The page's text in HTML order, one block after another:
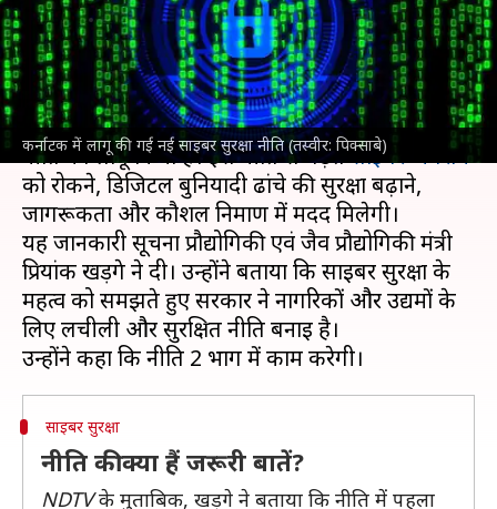
कर्नाटक में लागू की गई नई साइबर सुरक्षा नीति (तस्वीर: पिक्साबे)
लेखन गजेंद्र Aug 01, 2024 06:36 pm
क्या है खबर?
कर्नाटक
की कांग्रेस सरकार ने राज्य में नई साइबर सुरक्षा
नीति को लागू किया है। इस नीति से बढ़तेसाइबर अपराध
को रोकने, डिजिटल बुनियादी ढांचे की सुरक्षा बढ़ाने,
जागरूकता और कौशल निर्माण में मदद मिलेगी।
यह जानकारी सूचना प्रौद्योगिकी एवं जैव प्रौद्योगिकी मंत्री
प्रियांक खड़गे ने दी। उन्होंने बताया कि साइबर सुरक्षा के
महत्व को समझते हुए सरकार ने नागरिकों और उद्यमों के
लिए लचीली और सुरक्षित नीति बनाई है।
साइबर सुरक्षा
नीति की क्या हैं जरूरी बातें?
NDTVके मुताबिक, खड़गे ने बताया कि नीति में पहला